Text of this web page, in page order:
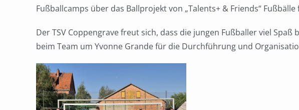
Fußballcamps über das Ballprojekt von „Talents+ & Friends“ Fußbälle
Der TSV Coppengravefreut sich, dass die jungen Fußballer viel Spaß
beim Team um Yvonne Grande für die Durchführung und